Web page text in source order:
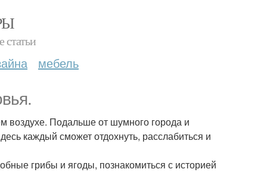
статьи
мебель
воздухе. Подальше от шумного города и
каждый сможет отдохнуть, расслабиться и
грибы и ягоды, познакомиться с историей